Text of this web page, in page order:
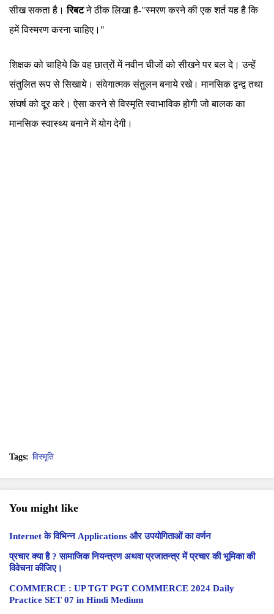
सीख सकता है।रिबटने ठीक लिखा है-"स्मरण करने की एक शर्त यह है कि
हमें विस्मरण करना चाहिए।"
शिक्षक को चाहिये कि वह छात्रों में नवीन चीजों को सीखने पर बल दे। उन्हें
संतुलित रूप से सिखाये। संवेगात्मक संतुलन बनाये रखे। मानसिक द्वन्द्व तथा
संघर्ष को दूर करे। ऐसा करने से विस्मृति स्वाभाविक होगी जो बालक का
मानसिक स्वास्थ्य बनाने में योग देगी।
Tags: विस्मृति
You might like
Internet के विभिन्न Applications और उपयोगिताओं का वर्णन
प्रचार क्या है ? सामाजिक नियन्त्रण अथवा प्रजातन्त्र में प्रचार की भूमिका की
विवेचना कीजिए।
COMMERCE : UP TGT PGT COMMERCE 2024 Daily
Practice SET 07 in Hindi Medium